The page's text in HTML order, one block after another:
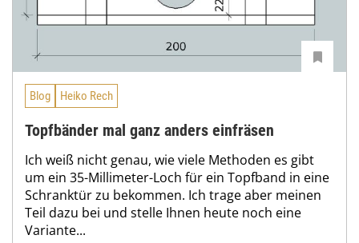
Blog Heiko Rech
Topfbänder mal ganz anders einfräsen
Ich weiß nicht genau, wie viele Methoden es gibt
um ein 35-Millimeter-Loch für ein Topfband in eine
Schranktür zu bekommen. Ich trage aber meinen
Teil dazu bei und stelle Ihnen heute noch eine
Variante...